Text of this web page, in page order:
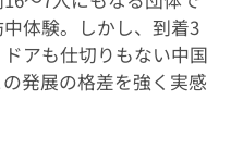
体験。しかし、到着3
アも仕切りもない中国
発展の格差を強く実感